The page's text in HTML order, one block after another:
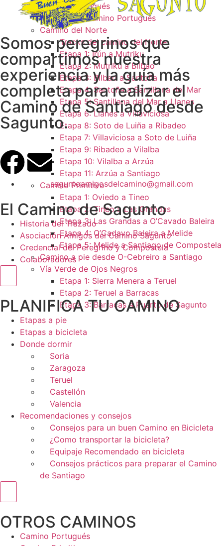
Camino Portugués
Tracks camino Portugués
Camino del Norte
Tracks del camino del Norte
Etapa 1: Irún a Mutriku
Etapa 2: Mutriku a Bilbao
Etapa 3: Bilbao a Santoña
Etapa 4: Santoña a Santillana del Mar
Etapa 5: Santillana del Mar a Llanes
Etapa 6: Llanes a Villaviciosa
Etapa 8: Soto de Luiña a Ribadeo
Etapa 7: Villaviciosa a Soto de Luiña
Etapa 9: Ribadeo a Vilalba
Etapa 10: Vilalba a Arzúa
Etapa 11: Arzúa a Santiago
Camino Primitivo
Etapa 1: Oviedo a Tineo
Etapa 2: Tineo a Las Grandas
Etapa 3: Las Grandas a O’Cavado Baleira
Etapa 4: O’Cadavo Baleira a Melide
Etapa 5: Melide a Santiago de Compostela
Camino a pie desde O-Cebreiro a Santiago
Vía Verde de Ojos Negros
Etapa 1: Sierra Menera a Teruel
Etapa 2: Teruel a Barracas
Etapa 3: Barracas a Puerto de Sagunto
Somos peregrinos que
compartimos nuestra
experiencia y la guía más
completa para realizar el
Camino de Santiago desde
Sagunto.
saguntoamigosdelcamino@gmail.com
El Camino de Sagunto
Historia del Trazado
Asociación Amigos del Camino Sagunto
Credencial del Peregrino y Compostela
Colaboradores
Menú conmutador hamburguesa
PLANIFICA TU CAMINO
Etapas a pie
Etapas a bicicleta
Donde dormir
Soria
Zaragoza
Teruel
Castellón
Valencia
Recomendaciones y consejos
Consejos para un buen Camino en Bicicleta
¿Como transportar la bicicleta?
Equipaje Recomendado en bicicleta
Consejos prácticos para preparar el Camino
de Santiago
OTROS CAMINOS
Camino Portugués